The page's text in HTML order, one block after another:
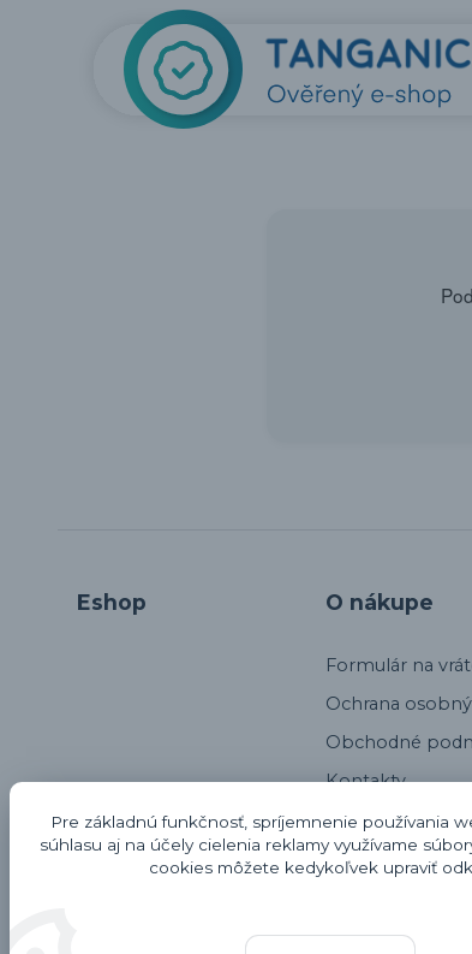
Eshop O nákupe
Formulár na
Ochrana
Obchodné
Kontakty
Alternatívne
Odstúpenie od
Recenzie
Pre základnú funkčnosť, spríjemnenie používania
súhlasu aj na účely cielenia reklamy využívame
cookies môžete kedykoľvek upraviť